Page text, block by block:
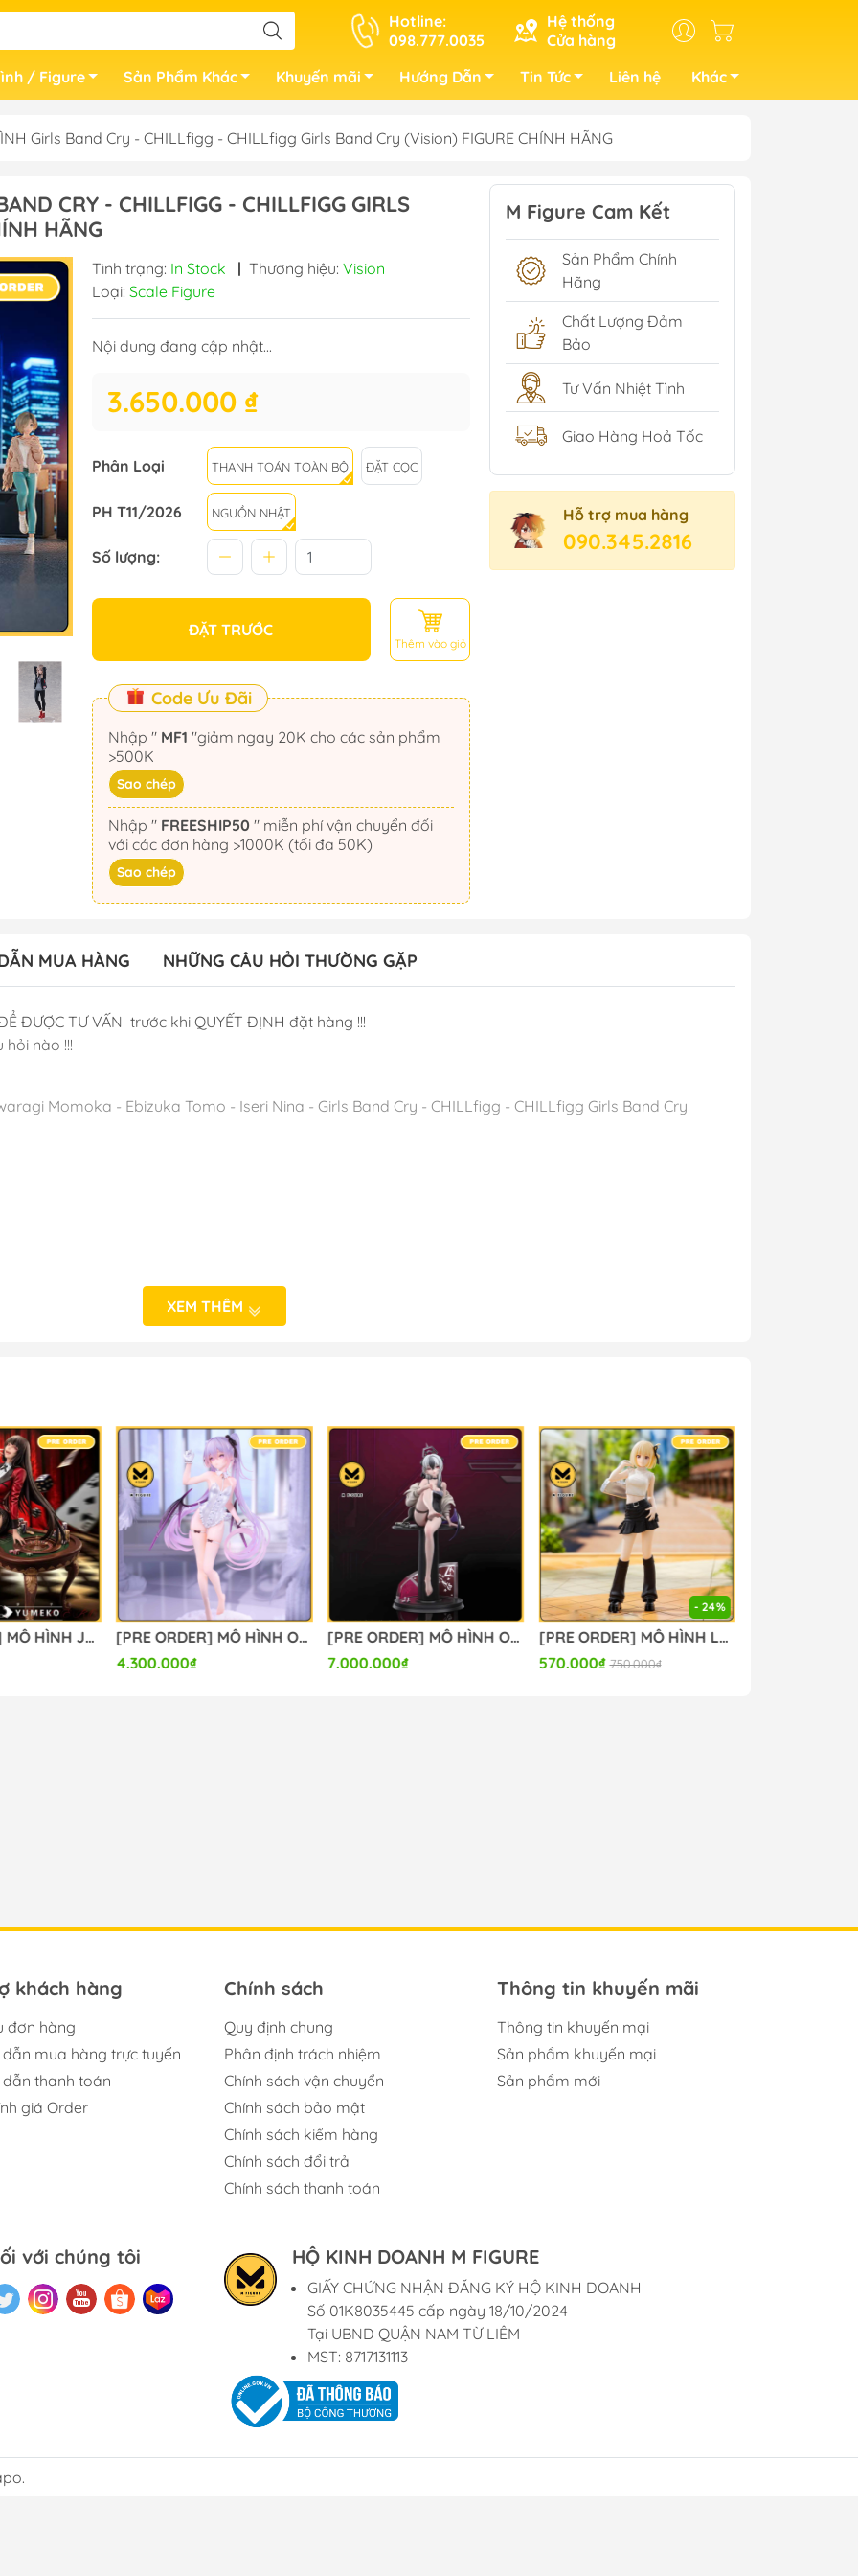
Hotline:
098.777.0035
Hệ thống
Cửa hàng
/ Figure Sản Phẩm Khác Khuyến mãi Hướng Dẫn Tin Tức Liên hệ Khác
Girls Band Cry - CHILLfigg - CHILLfigg Girls Band Cry (Vision) FIGURE CHÍNH HÃNG
CRY - CHILLFIGG - CHILLFIGG GIRLS
HÃNG
Tình trạng: In Stock | Thương hiệu: Vision
Loại: Scale Figure
Nội dung đang cập nhật...
3.650.000 ₫
Phân Loại THANH TOÁN TOÀN BỘ ĐẶT CỌC
PH T11/2026 NGUỒN NHẬT
Số lượng:
ĐẶT TRƯỚC
Thêm vào giỏ
Code Ưu Đãi
Nhập " MF1
>500K
Sao chép
Nhập " FREESHIP50" miễn phí vận chuyển đối
với các đơn hàng >1000K (tối đa 50K)
Sao chép
M Figure Cam Kết
Sản Phẩm Chính
Hãng
Chất Lượng Đảm
Bảo
Tư Vấn Nhiệt Tình
Giao Hàng Hoả Tốc
Hỗ trợ mua hàng
090.345.2816
MUA HÀNG NHỮNG CÂU HỎI THƯỜNG GẶP
ĐƯỢC TƯ VẤN trước khi QUYẾT ĐỊNH đặt hàng !!!
hỏi nào !!!
Momoka - Ebizuka Tomo - Iseri Nina - Girls Band Cry - CHILLfigg - CHILLfigg Girls Band Cry
#anime_figure #figure #mo_hinh_chinh_hang #mo_hinh_figure #figure_chinh_hang
XEM THÊM
[PRE ORDER] MÔ HÌNH Jabami Yumeko - Kakegurui (MBB Studio) FIGURE CHÍNH HÃNG
[PRE ORDER] MÔ HÌNH Original - Eve - 1/6 - Agape ver. (Omaha) FIGURE CHÍNH HÃNG
4.300.000₫
[PRE ORDER] MÔ HÌNH Onikata Kayoko - Blue Archive - (FWS Studio) FIGURE CHÍNH HÃNG
7.000.000₫
- 24%
[PRE ORDER] MÔ HÌNH Lycoris Recoil - Nishikigi Chisato - High Premium Figure - Street Snap (Sega Fave) FIGURE CHÍNH HÃNG
570.000₫ 750.000₫
khách hàng
đơn hàng
mua hàng trực tuyến
thanh toán
giá Order
Chính sách
Quy định chung
Phân định trách nhiệm
Chính sách vận chuyển
Chính sách bảo mật
Chính sách kiểm hàng
Chính sách đổi trả
Chính sách thanh toán
Thông tin khuyến mãi
Thông tin khuyến mại
Sản phẩm khuyến mại
Sản phẩm mới
với chúng tôi HỘ KINH DOANH M FIGURE
GIẤY CHỨNG NHẬN ĐĂNG KÝ HỘ KINH DOANH
Số 01K8035445 cấp ngày 18/10/2024
Tại UBND QUẬN NAM TỪ LIÊM
MST: 8717131113